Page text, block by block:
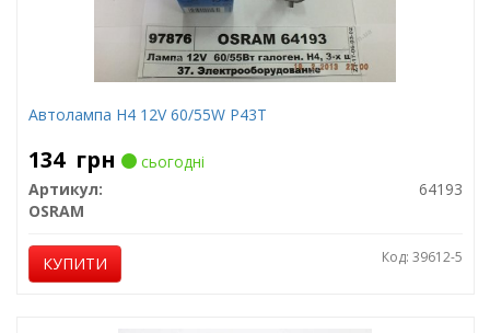
Автолампа H4 12V 60/55W P43T
134 грн
сьогодні
Артикул:
64193
OSRAM
КУПИТИ Код: 39612-5